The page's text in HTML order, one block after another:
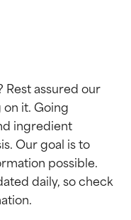
Rest assured our
it. Going
ingredient
Our goal is to
possible.
daily, so check